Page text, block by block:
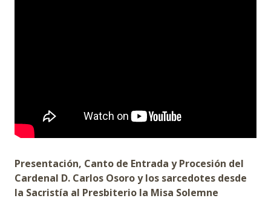
Presentación, Canto de Entrada y Procesión del
Cardenal D. Carlos Osoro y los sarcedotes desde
la Sacristía al Presbiterio la Misa Solemne